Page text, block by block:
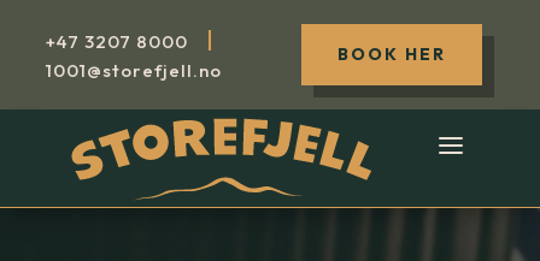
+47 3207 8000 |
1001@storefjell.no
BOOK HER